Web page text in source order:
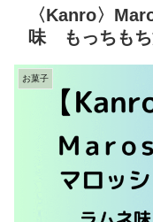
〈Kanro〉
味 もっちも
お菓子